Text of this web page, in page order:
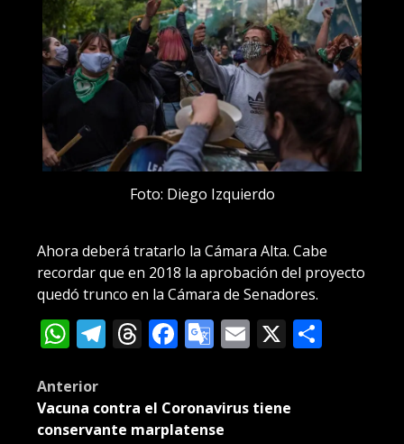
Foto: Diego Izquierdo
Ahora deberá tratarlo la Cámara Alta. Cabe
recordar que en 2018 la aprobación del proyecto
quedó trunco en la Cámara de Senadores.
WhatsApp
Telegram
Threads
Facebook
Google
Translate
Email
X
Post
navigation
Anterior
Vacuna contra el Coronavirus tiene
conservante marplatense